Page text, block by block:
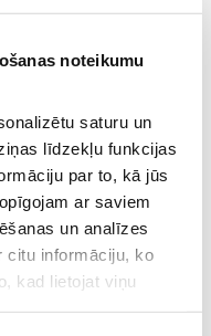
noteikumu
saturu un
līdzekļu funkcijas
par to, kā jūs
ar saviem
un analīzes
citu informāciju, ko
kad lietojat viņu